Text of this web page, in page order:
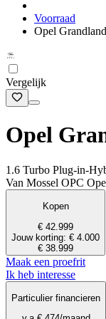
Voorraad
Opel
Vergelijk
Opel
1.6 Turbo Plug-in-
Van Mossel OPC
Kopen
€ 42.999
Jouw korting: € 4.000
€ 38.999
Maak een proefrit
Ik heb interesse
Particulier financieren